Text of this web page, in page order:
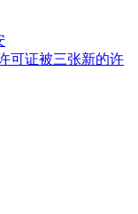
可证被三张新的许